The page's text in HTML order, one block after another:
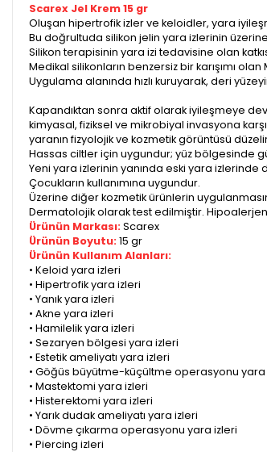
Scarex Jel Krem 15 gr
Oluşan hipertrofik izler ve keloidler, yara
Bu doğrultuda silikon jelin yara izlerinin
Silikon terapisinin yara izi tedavisine olan
Medikal silikonların benzersiz bir karışımı
Uygulama alanında hızlı kuruyarak, deri
Kapandıktan sonra aktif olarak iyileşmeye
kimyasal, fiziksel ve mikrobiyal invasyona
yaranın fizyolojik ve kozmetik görüntüsü
Hassas ciltler için uygundur; yüz bölgesinde
Yeni yara izlerinin yanında eski yara izlerinde
Çocukların kullanımına uygundur.
Üzerine diğer kozmetik ürünlerin
Dermatolojik olarak test edilmiştir.
Ürünün Markası: Scarex
Ürünün Boyutu: 15 gr
Ürünün Kullanım Alanları:
• Keloid yara izleri
• Hipertrofik yara izleri
• Yanık yara izleri
• Akne yara izleri
• Hamilelik yara izleri
• Sezaryen bölgesi yara izleri
• Estetik ameliyatı yara izleri
• Göğüs büyütme-küçültme operasyonu yara
• Mastektomi yara izleri
• Histerektomi yara izleri
• Yarık dudak ameliyatı yara izleri
• Dövme çıkarma operasyonu yara izleri
• Piercing izleri